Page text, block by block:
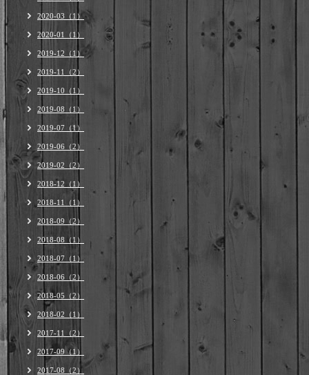
2020-03（1）
2020-01（1）
2019-12（1）
2019-11（2）
2019-10（1）
2019-08（1）
2019-07（1）
2019-06（2）
2019-02（2）
2018-12（1）
2018-11（1）
2018-09（2）
2018-08（1）
2018-07（1）
2018-06（2）
2018-05（2）
2018-02（1）
2017-11（2）
2017-09（1）
2017-08（2）